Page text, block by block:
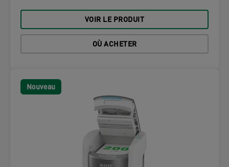
VOIR LE PRODUIT
OÙ ACHETER
Nouveau